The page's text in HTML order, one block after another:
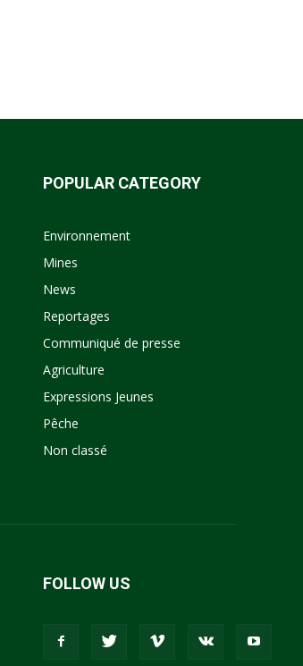
POPULAR CATEGORY
Environnement
Mines
News
Reportages
Communiqué de presse
Agriculture
Expressions Jeunes
Pêche
Non classé
FOLLOW US